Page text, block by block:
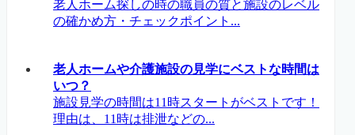
老人ホーム探しの時の職員の質と施設のレベル
の確かめ方・チェックポイント...
老人ホームや介護施設の見学にベストな時間は
いつ？
施設見学の時間は11時スタートがベストです！
理由は、11時は排泄などの...